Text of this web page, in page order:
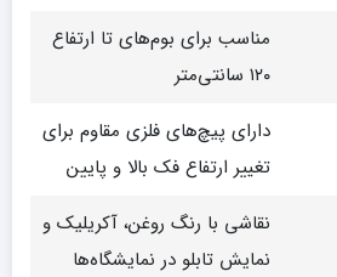
مناسب برای بوم‌های تا ارتفاع
۱۲۰ سانتی‌متر
دارای پیچ‌های فلزی مقاوم برای
تغییر ارتفاع فک بالا و پایین
نقاشی با رنگ روغن، آکریلیک و
نمایش تابلو در نمایشگاه‌ها